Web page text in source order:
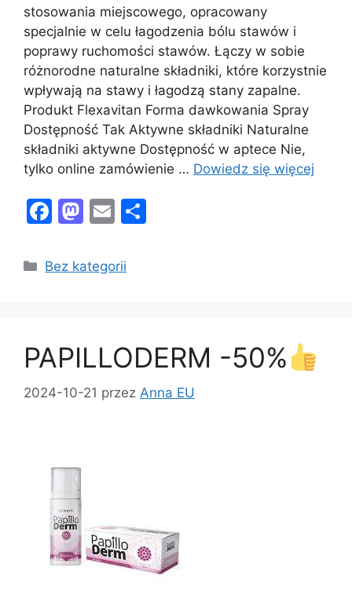
stosowania miejscowego, opracowany
specjalnie w celu łagodzenia bólu stawów i
poprawy ruchomości stawów. Łączy w sobie
różnorodne naturalne składniki, które korzystnie
wpływają na stawy i łagodzą stany zapalne.
Produkt Flexavitan Forma dawkowania Spray
Dostępność Tak Aktywne składniki Naturalne
składniki aktywne Dostępność w aptece Nie,
tylko online zamówienie … Dowiedz się więcej
F
c
o
k
M
st
n
E
ai
Kategorie
Bez kategorii
PAPILLODERM -50%
2024-10-21 przez Anna EU